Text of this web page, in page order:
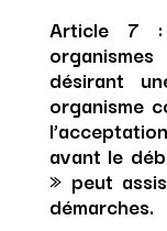
Article 7
désirant
organisme
avant le
» peut
démarches.